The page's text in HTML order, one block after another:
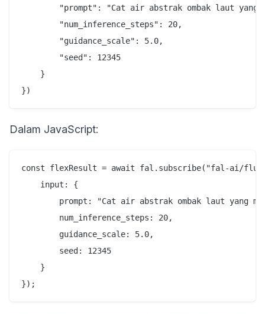
"prompt": "Cat air abstrak ombak laut yang
        "num_inference_steps": 20,
        "guidance_scale": 5.0,
        "seed": 12345
    }
Dalam JavaScript:
const flexResult = await fal.subscribe("fal-ai/
    input: {
prompt: "Cat air abstrak ombak laut yang
        num_inference_steps: 20,
        guidance_scale: 5.0,
        seed: 12345
    }